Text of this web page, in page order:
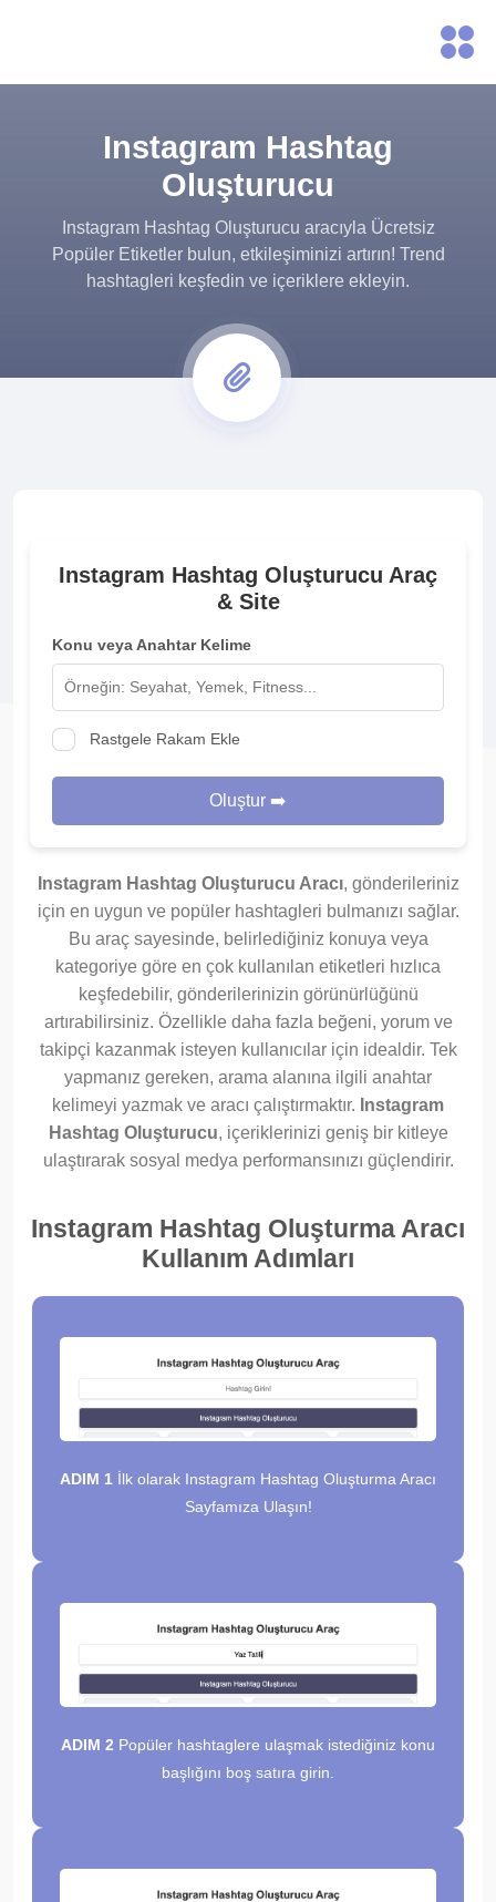
Instagram Hashtag
Oluşturucu
Instagram Hashtag Oluşturucu aracıyla Ücretsiz
Popüler Etiketler bulun, etkileşiminizi artırın! Trend
hashtagleri keşfedin ve içeriklere ekleyin.
Instagram Hashtag Oluşturucu Araç
& Site
Konu veya Anahtar Kelime
Rastgele Rakam Ekle
Oluştur ➡️
Instagram Hashtag Oluşturucu Aracı, gönderileriniz
için en uygun ve popüler hashtagleri bulmanızı sağlar.
Bu araç sayesinde, belirlediğiniz konuya veya
kategoriye göre en çok kullanılan etiketleri hızlıca
keşfedebilir, gönderilerinizin görünürlüğünü
artırabilirsiniz. Özellikle daha fazla beğeni, yorum ve
takipçi kazanmak isteyen kullanıcılar için idealdir. Tek
yapmanız gereken, arama alanına ilgili anahtar
kelimeyi yazmak ve aracı çalıştırmaktır. Instagram
Hashtag Oluşturucu, içeriklerinizi geniş bir kitleye
ulaştırarak sosyal medya performansınızı güçlendirir.
Instagram Hashtag Oluşturma Aracı
Kullanım Adımları
ADIM 1 İlk olarak Instagram Hashtag Oluşturma Aracı
Sayfamıza Ulaşın!
ADIM 2 Popüler hashtaglere ulaşmak istediğiniz konu
başlığını boş satıra girin.